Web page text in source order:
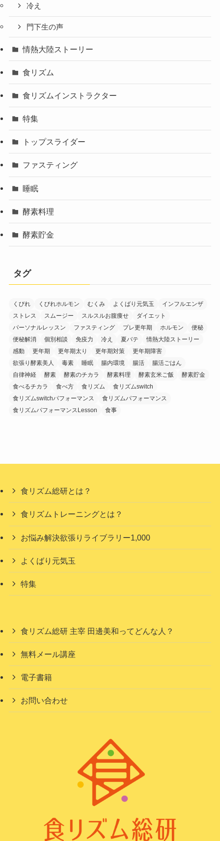
冷え
門下生の声
情熱大陸ストーリー
食リズム
食リズムインストラクター
特集
トップスライダー
ファスティング
睡眠
酵素料理
酵素貯金
タグ
くびれ くびれホルモン むくみ よくばり元気玉
インフルエンザ
ストレス
スムージー スルスルお腹痩せ
ダイエット
パーソナルレッスン
ファスティング プレ更年期 ホルモン
便秘
便秘解消
個別相談 免疫力 冷え 夏バテ
情熱大陸ストーリー
感動
更年期 更年期太り 更年期対策
更年期障害
欲張り酵素美人
毒素 睡眠 腸内環境 腸活
腸活ごはん
自律神経
酵素 酵素のチカラ 酵素料理 酵素玄米ご飯
酵素貯金
食べるチカラ
食べ方 食リズム
食リズムswitch
食リズムswitchパフォーマンス
食リズムパフォーマンス
食リズムパフォーマンスLesson
食事
食リズム総研とは？
食リズムトレーニングとは？
お悩み解決欲張りライブラリー1,000
よくばり元気玉
特集
食リズム総研 主宰 田邊美和ってどんな人？
無料メール講座
電子書籍
お問い合わせ